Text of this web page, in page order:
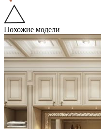
Похожие модели